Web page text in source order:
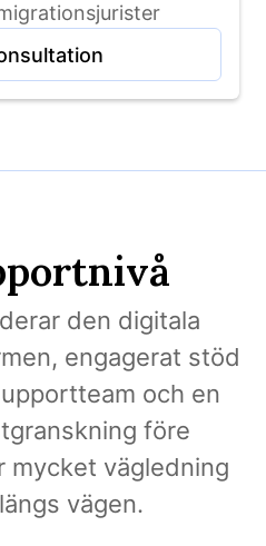
den digitala
engagerat stöd
och en
före
mycket vägledning
vägen.